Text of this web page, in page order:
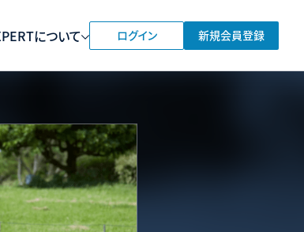
について ログイン 新規会員登録